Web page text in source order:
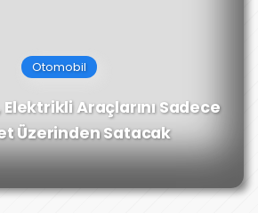
Otomobil
Araçlarını Sadece
Üzerinden Satacak